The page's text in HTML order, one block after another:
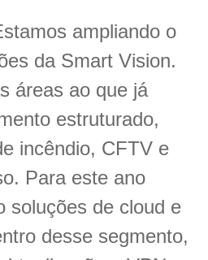
ampliando o
da Smart Vision.
áreas ao que já
estruturado,
incêndio, CFTV e
Para este ano
soluções de cloud e
desse segmento,